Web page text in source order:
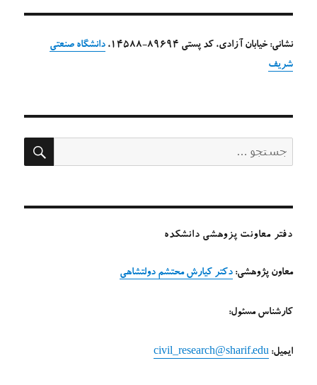
نشانی: خیابان آزادی، کد پستی 89694-14588،
دانشگاه صنعتی
شریف
برای:
دفتر معاونت پزوهشی دانشکده
معاون پژوهشی:دکتر کیارش محتشم دولتشاهی
کارشناس مسئول:
ایمیل:civil_research@sharif.edu